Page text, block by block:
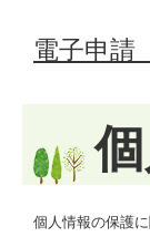
電子申請
個人情報の保護